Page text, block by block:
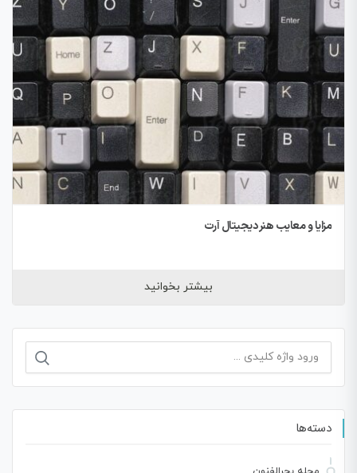
مزایا و معایب هنر دیجیتال آرت
بیشتر بخوانید
جستجو
دسته‌ها